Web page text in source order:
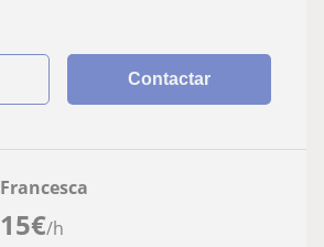
Contactar
15€/h
Francesca